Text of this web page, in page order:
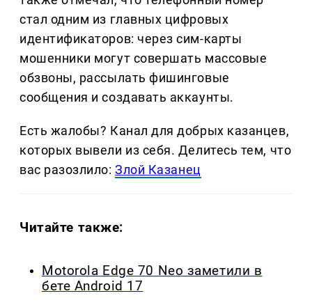
стал одним из главных цифровых
идентификаторов: через сим-карты
мошенники могут совершать массовые
обзвоны, рассылать фишинговые
сообщения и создавать аккаунты.
Есть жалобы? Канал для добрых казанцев,
которых вывели из себя. Делитеcь тем, что
вас разозлило:Злой Казанец
Читайте также:
Motorola Edge 70 Neo заметили в
бете Android 17